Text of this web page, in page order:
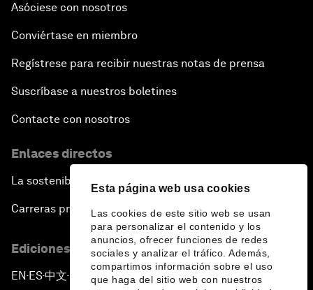
Esta página web usa cookies
Las cookies de este sitio web se usan
para personalizar el contenido y los
anuncios, ofrecer funciones de redes
sociales y analizar el tráfico. Además,
compartimos información sobre el uso
que haga del sitio web con nuestros
Asóciese con nosotros
Conviértase en miembro
Regístrese para recibir nuestras notas de prensa
Suscríbase a nuestros boletines
Contacte con nosotros
Enlaces directos
La sostenibilidad en el Foro
Carreras profesionales
Ediciones en otros idiomas
EN ▪ES▪中文▪ 日本語